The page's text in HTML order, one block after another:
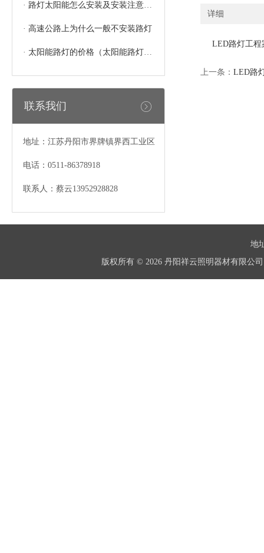
· 路灯太阳能怎么安装及安装注意事项
· 高速公路上为什么一般不安装路灯
· 太阳能路灯的价格（太阳能路灯多少钱一个）
联系我们
地址：江苏丹阳市界牌镇界西工业区
电话：0511-86378918
联系人：蔡云13952928828
详细
LED路灯工程
上一条： LED路
地
版权所有 © 2026 丹阳祥云照明器材有限公